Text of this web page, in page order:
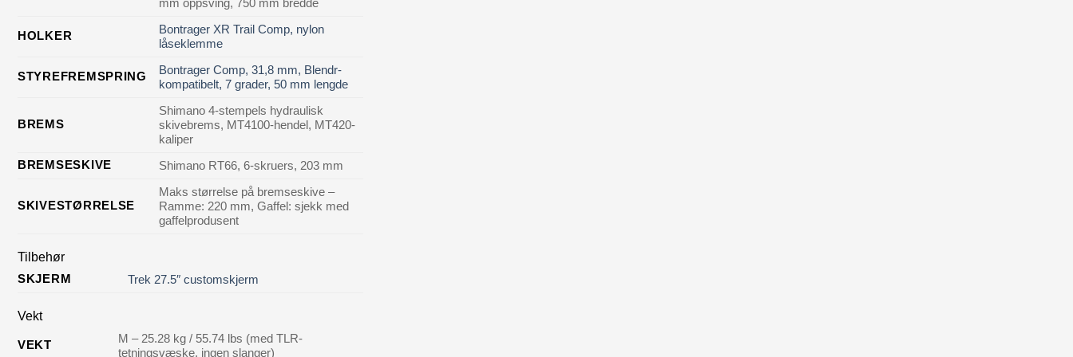
mm oppsving, 750 mm bredde
HOLKER
Bontrager XR Trail Comp, nylon
låseklemme
STYREFREMSPRING
Bontrager Comp, 31,8 mm, Blendr-
kompatibelt, 7 grader, 50 mm lengde
BREMS
Shimano 4-stempels hydraulisk
skivebrems, MT4100-hendel, MT420-
kaliper
BREMSESKIVE
Shimano RT66, 6-skruers, 203 mm
SKIVESTØRRELSE
Maks størrelse på bremseskive –
Ramme: 220 mm, Gaffel: sjekk med
gaffelprodusent
Tilbehør
SKJERM Trek 27.5″ customskjerm
Vekt
VEKT
M – 25.28 kg / 55.74 lbs (med TLR-
tetningsvæske, ingen slanger)